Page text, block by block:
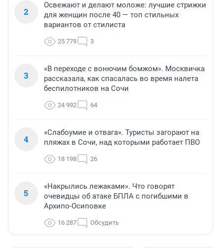
2
Освежают и делают моложе: лучшие стрижки
для женщин после 40 — топ стильных
вариантов от стилиста
25 779 3
3
«В переходе с вонючим бомжом». Москвичка
рассказала, как спасалась во время налета
беспилотников на Сочи
24 992 64
4
«Слабоумие и отвага». Туристы загорают на
пляжах в Сочи, над которыми работает ПВО
18 198 26
5
«Накрылись лежаками». Что говорят
очевидцы об атаке БПЛА с погибшими в
Архипо-Осиповке
16 287 Обсудить